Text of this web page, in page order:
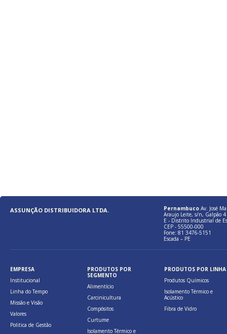
ASSUNÇÃO DISTRIBUIDORA LTDA. Pernambuco Av. José
Araujo Leite, s/n, Galpão 4
E - Distrito Industrial de
CEP - 55500-000
Fone: 81 3476-5151
Escada – PE
EMPRESA
Institucional
Linha do Tempo
Missão e Visão
Valores
Politica de Gestão
PRODUTOS POR
SEGMENTO
Alimentício
Carcinicultura
Compósitos
Curtume
Isolamento Térmico e
PRODUTOS POR LINHA
Produtos Químicos
Isolamento Térmico e
Acústico
Fibra de Vidro